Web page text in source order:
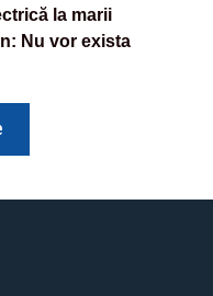
la marii
Nu vor exista